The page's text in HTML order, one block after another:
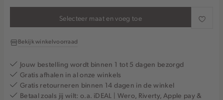
Selecteer maat en voeg toe
Bekijk winkelvoorraad
Jouw bestelling wordt binnen 1 tot 5 dagen bezorgd
Gratis afhalen in al onze winkels
Gratis retourneren binnen 14 dagen in de winkel
Betaal zoals jij wilt: o.a. iDEAL | Wero, Riverty, Apple pay &